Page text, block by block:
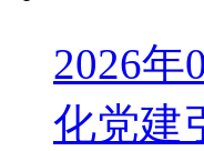
2026年
化党建